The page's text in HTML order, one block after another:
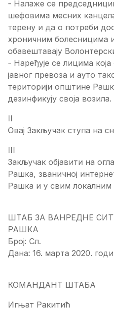
- Налаже се
шефовима месних
терену и да о потреби
хроничним болесницима
обавештавају
- Наређује се лицима
јавног превоза и ауто
територији општине
дезинфикују своја возила.
II
Овај Закључак ступа на
III
Закључак објавити на
Рашка, званичној
Рашка и у свим локалним
ШТАБ ЗА ВАНРЕДНЕ
РАШКА
Број: Сл.
Дана: 16. марта 2020.
КОМАНДАНТ ШТАБА
Игњат Ракитић